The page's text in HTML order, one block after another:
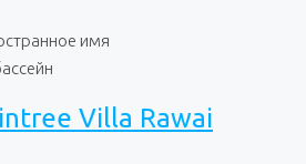
имя
Villa Rawai